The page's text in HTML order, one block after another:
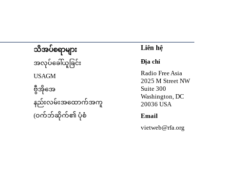
သိအပ်စရာများ
အလုပ်ခေါ်ယူခြင်း
USAGM
ဗွီအိုအေ
နည်းလမ်းအထောက်အကူ
(ဝက်ဘ်ဆိုက်၏ ပုံစံ
Liên hệ
Địa chỉ
Radio Free Asia
2025 M Street NW
Suite 300
Washington, DC
20036 USA
Email
vietweb@rfa.org